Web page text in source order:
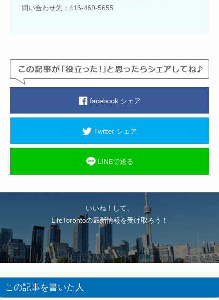
問い合わせ先：416-469-5655
facebook シェア
Twitter シェア
LINEで送る
いいね！して、
LifeTorontoの最新情報を受け取ろう！
この記事を書いた人